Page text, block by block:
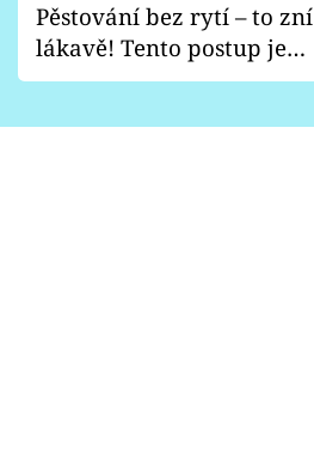
Pěstování bez rytí – to zní
lákavě! Tento postup je
vhodný jen pro některé